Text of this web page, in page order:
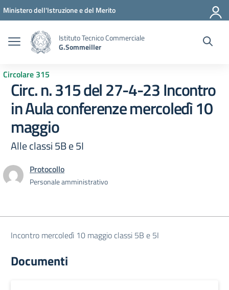
Vai ai contenuti
Vai al menu di navigazione
Vai al footer
Ministero dell'Istruzione e del Merito
Istituto Tecnico Commerciale
G.Sommeiller
Circolare 315
Circ. n. 315 del 27-4-23 Incontro
in Aula conferenze mercoledì 10
maggio
Alle classi 5B e 5I
Protocollo
Personale amministrativo
Incontro mercoledì 10 maggio classi 5B e 5I
Documenti